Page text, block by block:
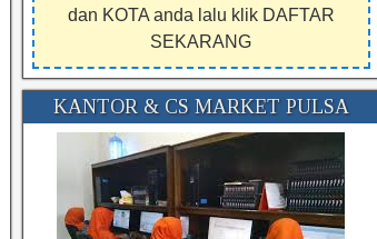
dan KOTA anda lalu klik DAFTAR
SEKARANG
KANTOR & CS MARKET PULSA